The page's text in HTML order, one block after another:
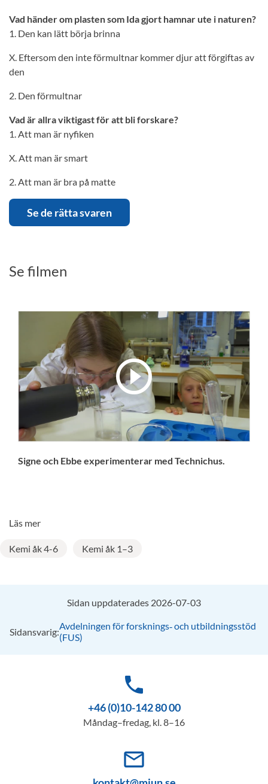
Vad händer om plasten som Ida gjort hamnar ute i naturen?
1. Den kan lätt börja brinna
X. Eftersom den inte förmultnar kommer djur att förgiftas av
den
2. Den förmultnar
Vad är allra viktigast för att bli forskare?
1. Att man är nyfiken
X. Att man är smart
2. Att man är bra på matte
Se de rätta svaren
Se filmen
Signe och Ebbe experimenterar med Technichus.
Läs mer
Kemi åk 4-6 Kemi åk 1–3
Sidan uppdaterades 2026-07-03
Sidansvarig:Avdelningen för forsknings‑ och utbildningsstöd
(FUS)
phone
+46 (0)10-142 80 00
Måndag–fredag, kl. 8–16
mail_outline